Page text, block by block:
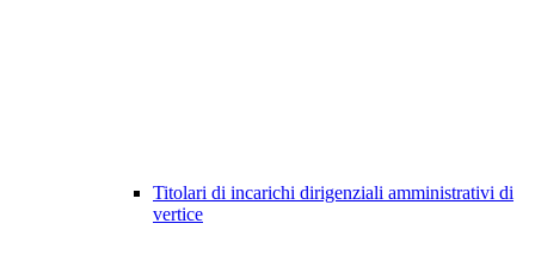
Titolari di incarichi dirigenziali amministrativi di
vertice